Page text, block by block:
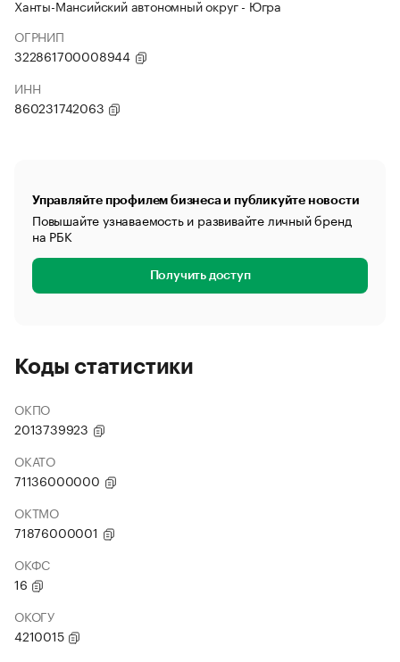
Ханты-Мансийский автономный округ - Югра
ОГРНИП
322861700008944
ИНН
860231742063
Управляйте профилем бизнеса и публикуйте новости
Повышайте узнаваемость и развивайте личный бренд
на РБК
Получить доступ
Коды статистики
ОКПО
2013739923
ОКАТО
71136000000
ОКТМО
71876000001
ОКФС
16
ОКОГУ
4210015